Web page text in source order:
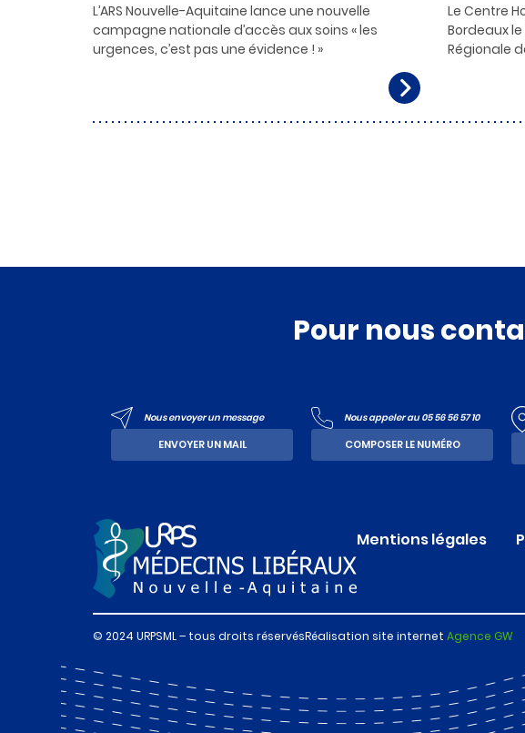
L’ARS Nouvelle-Aquitaine lance une nouvelle
campagne nationale d’accès aux soins « les
urgences, c’est pas une évidence ! »
Le Centre
Bordeaux
Régionale
Pour nous
Nous envoyer un message
ENVOYER UN MAIL
Nous appeler au 05 56 56 57 10
COMPOSER LE NUMÉRO
Mentions légales
© 2024 URPSML – tous droits réservésRéalisation site internet Agence GW